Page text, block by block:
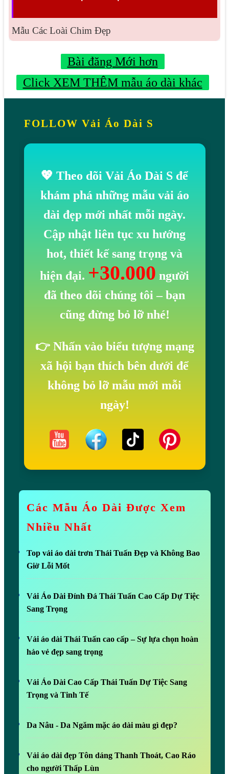
Mẫu Các Loài Chim Đẹp
Bài đăng Mới hơn
Click XEM THÊM mẫu áo dài khác
FOLLOW Vải Áo Dài S
💖 Theo dõi Vải Áo Dài S để
khám phá những mẫu vải áo
dài đẹp mới nhất mỗi ngày.
Cập nhật liên tục xu hướng
hot, thiết kế sang trọng và
hiện đại. +30.000 người
đã theo dõi chúng tôi – bạn
cũng đừng bỏ lỡ nhé!
👉 Nhấn vào biểu tượng mạng
xã hội bạn thích bên dưới để
không bỏ lỡ mẫu mới mỗi
ngày!
Các Mẫu Áo Dài Được Xem
Nhiều Nhất
Top vải áo dài trơn Thái Tuấn Đẹp và Không Bao
Giờ Lỗi Mốt
Vải Áo Dài Đính Đá Thái Tuấn Cao Cấp Dự Tiệc
Sang Trọng
Vải áo dài Thái Tuấn cao cấp – Sự lựa chọn hoàn
hảo vẻ đẹp sang trọng
Vải Áo Dài Cao Cấp Thái Tuấn Dự Tiệc Sang
Trọng và Tinh Tế
Da Nâu - Da Ngăm mặc áo dài màu gì đẹp?
Vải áo dài đẹp Tôn dáng Thanh Thoát, Cao Ráo
cho người Thấp Lùn